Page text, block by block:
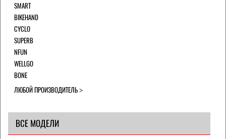
SMART
BIKEHAND
CYCLO
SUPERB
NFUN
WELLGO
BONE
ЛЮБОЙ ПРОИЗВОДИТЕЛЬ
ВСЕ МОДЕЛИ